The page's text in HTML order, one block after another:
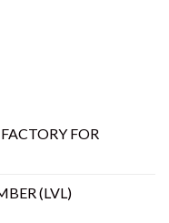
FOR
(LVL)